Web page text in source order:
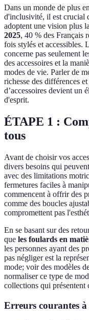
Dans un monde de plus
d'inclusivité, il est crucial
adoptent une vision plus
2025, 40 % des Français
fois stylés et accessibles.
concerne pas seulement
des accessoires et la
modes de vie. Parler de
richesse des différences
d’accessoires devient un
d'esprit.
ÉTAPE 1 :
tous
Avant de choisir vos
divers besoins qui
avec des limitations
fermetures faciles à
commencent à offrir des
comme des boucles
compromettent pas
En se basant sur des
que les foulards en
les personnes ayant des
pas négliger est la
mode; voir des modèles
normaliser ce type de
collections qui présentent
Erreurs courantes